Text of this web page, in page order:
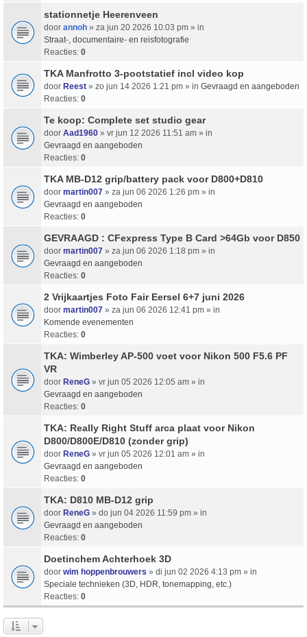
stationnetje Heerenveen
door annoh » za jun 20 2026 10:03 pm » in
Straat-, documentaire- en reisfotografie
Reacties: 0
TKA Manfrotto 3-pootstatief incl video kop
door Reest » zo jun 14 2026 1:21 pm » in Gevraagd en aangeboden
Reacties: 0
Te koop: Complete set studio gear
door Aad1960 » vr jun 12 2026 11:51 am » in
Gevraagd en aangeboden
Reacties: 0
TKA MB-D12 grip/battery pack voor D800+D810
door martin007 » za jun 06 2026 1:26 pm » in
Gevraagd en aangeboden
Reacties: 0
GEVRAAGD : CFexpress Type B Card >64Gb voor D850
door martin007 » za jun 06 2026 1:18 pm » in
Gevraagd en aangeboden
Reacties: 0
2 Vrijkaartjes Foto Fair Eersel 6+7 juni 2026
door martin007 » za jun 06 2026 12:41 pm » in
Komende evenementen
Reacties: 0
TKA: Wimberley AP-500 voet voor Nikon 500 F5.6 PF
VR
door ReneG » vr jun 05 2026 12:05 am » in
Gevraagd en aangeboden
Reacties: 0
TKA: Really Right Stuff arca plaat voor Nikon
D800/D800E/D810 (zonder grip)
door ReneG » vr jun 05 2026 12:01 am » in
Gevraagd en aangeboden
Reacties: 0
TKA: D810 MB-D12 grip
door ReneG » do jun 04 2026 11:59 pm » in
Gevraagd en aangeboden
Reacties: 0
Doetinchem Achterhoek 3D
door wim hoppenbrouwers » di jun 02 2026 4:13 pm » in
Speciale technieken (3D, HDR, tonemapping, etc.)
Reacties: 0